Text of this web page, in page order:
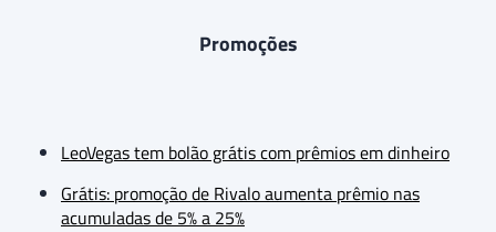
Promoções
LeoVegas tem bolão grátis com prêmios em dinheiro
Grátis: promoção de Rivalo aumenta prêmio nas
acumuladas de 5% a 25%